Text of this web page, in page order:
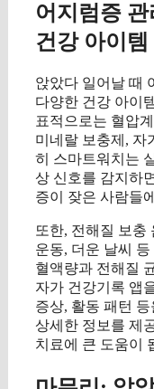
어지럼증
건강 아이템
앉았다 일어날 때
다양한 건강 아이
표적으로는 혈압
미네랄 보충제, 자
히 스마트워치는
상 신호를 감지하
증이 잦은 사람들
또한, 전해질 보충
운동, 더운 날씨
혈액량과 전해질
자가 건강기록 앱
증상, 활동 패턴
상세한 정보를 제
치료에 큰 도움이